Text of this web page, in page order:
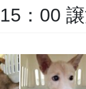
：00